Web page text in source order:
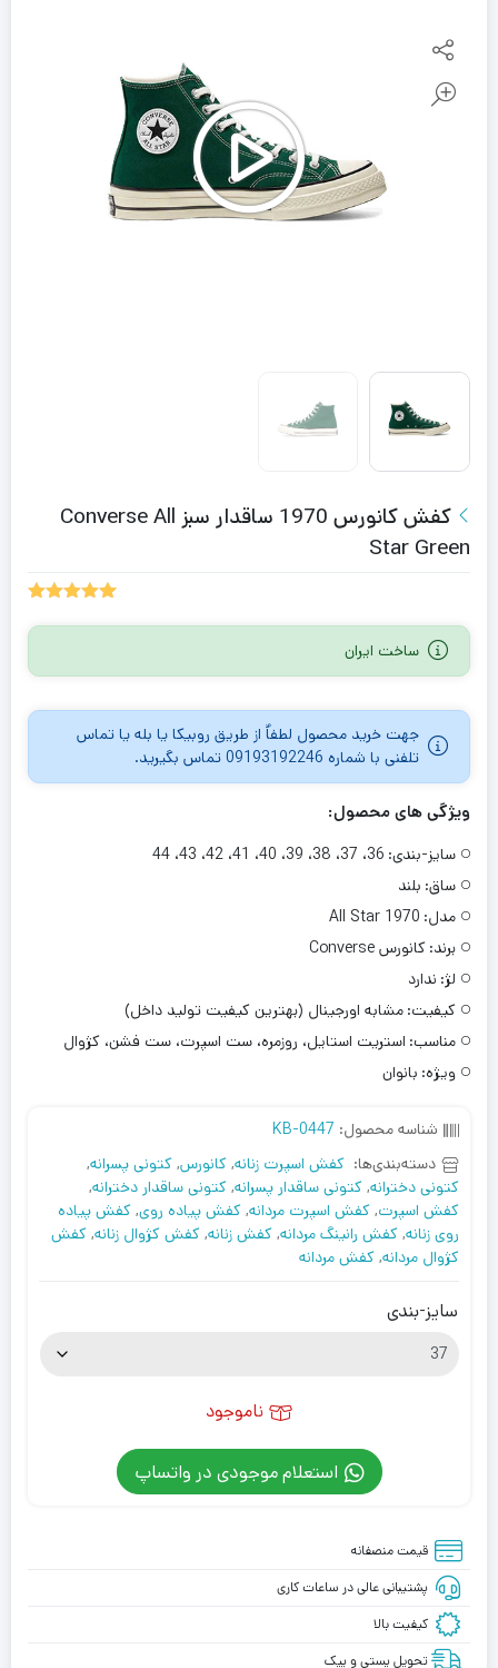
کفش کانورس 1970 ساقدار سبز Converse All
Star Green
5.00
ساخت ایران
جهت خرید محصول لطفاٌ از طریق روبیکا یا بله یا تماس
تلفنی با شماره 09193192246 تماس بگیرید.
ویژگی های محصول:
سایز-بندی: 36، 37، 38، 39، 40، 41، 42، 43، 44
ساق: بلند
مدل: All Star 1970
برند: کانورس Converse
لژ: ندارد
کیفیت: مشابه اورجینال (بهترین کیفیت تولید داخل)
مناسب: استریت استایل، روزمره، ست اسپرت، ست فشن، کژوال
ویژه: بانوان
شناسه محصول: KB-0447
دسته‌بندی‌ها: کفش اسپرت زنانه, کانورس, کتونی پسرانه,
کتونی دخترانه, کتونی ساقدار پسرانه, کتونی ساقدار دخترانه,
کفش اسپرت, کفش اسپرت مردانه, کفش پیاده روی, کفش پیاده
روی زنانه, کفش رانینگ مردانه, کفش زنانه, کفش کژوال زنانه, کفش
کژوال مردانه, کفش مردانه
سایز-بندی
ناموجود
استعلام موجودی در واتساپ
قیمت منصفانه
پشتیبانی عالی در ساعات کاری
کیفیت بالا
تحویل پستی و پیک